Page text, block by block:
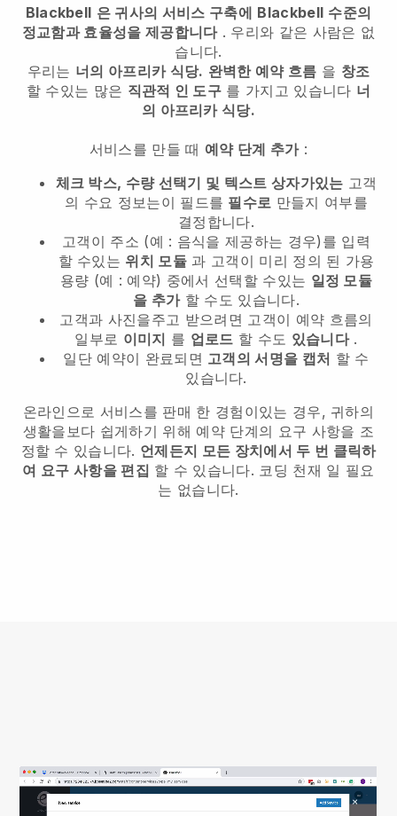
Blackbell 은 귀사의 서비스 구축에 Blackbell 수준의
정교함과 효율성을 제공합니다. 우리와 같은 사람은 없
습니다.
우리는 너의 아프리카 식당. 완벽한 예약 흐름 을 창조
할 수있는 많은 직관적 인 도구 를 가지고 있습니다 너
의 아프리카 식당.
서비스를 만들 때 예약 단계 추가:
체크 박스, 수량 선택기 및 텍스트 상자가있는 고객
의 수요 정보는이 필드를 필수로 만들지 여부를
결정합니다.
고객이 주소 (예 : 음식을 제공하는 경우)를 입력
할 수있는 위치 모듈 과 고객이 미리 정의 된 가용
용량 (예 : 예약) 중에서 선택할 수있는 일정 모듈
을 추가할 수도 있습니다.
고객과 사진을주고 받으려면 고객이 예약 흐름의
일부로 이미지 를 업로드 할 수도 있습니다.
일단 예약이 완료되면 고객의 서명을 캡처 할 수
있습니다.
온라인으로 서비스를 판매 한 경험이있는 경우, 귀하의
생활을보다 쉽게하기 위해 예약 단계의 요구 사항을 조
정할 수 있습니다. 언제든지 모든 장치에서 두 번 클릭하
여 요구 사항을 편집 할 수 있습니다. 코딩 천재 일 필요
는 없습니다.